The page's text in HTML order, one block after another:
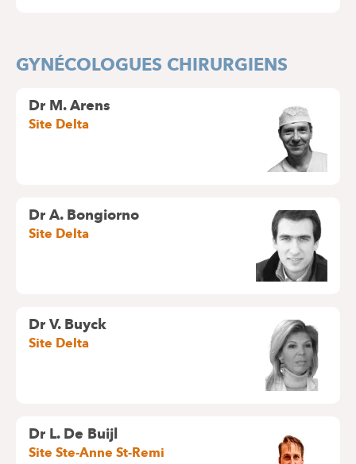
GYNÉCOLOGUES CHIRURGIENS
Dr M. Arens
Site Delta
Dr A. Bongiorno
Site Delta
Dr V. Buyck
Site Delta
Dr L. De Buijl
Site Ste-Anne St-Remi